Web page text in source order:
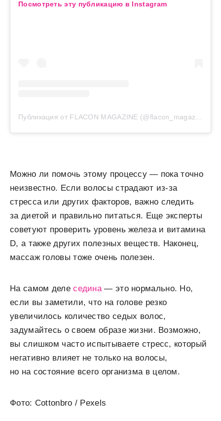
Посмотреть эту публикацию в Instagram
Можно ли помочь этому процессу — пока точно
неизвестно. Если волосы страдают из-за
стресса или других факторов, важно следить
за диетой и правильно питаться. Еще эксперты
советуют проверить уровень железа и витамина
D, а также других полезных веществ. Наконец,
массаж головы тоже очень полезен.
На самом делеседина— это нормально. Но,
если вы заметили, что на голове резко
увеличилось количество седых волос,
задумайтесь о своем образе жизни. Возможно,
вы слишком часто испытываете стресс, который
негативно влияет не только на волосы,
но на состояние всего организма в целом.
Фото: Cottonbro / Pexels